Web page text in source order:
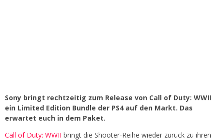
Sony bringt rechtzeitig zum Release von Call of Duty: WWII
ein Limited Edition Bundle der PS4 auf den Markt. Das
erwartet euch in dem Paket.
Call of Duty: WWII bringt die Shooter-Reihe wieder zurück zu ihren